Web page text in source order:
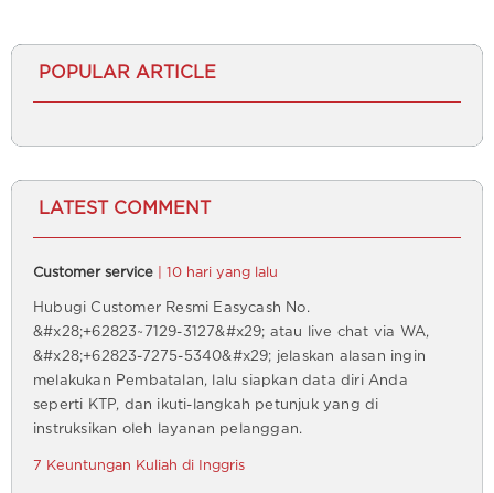
POPULAR ARTICLE
LATEST COMMENT
Customer service | 10 hari yang lalu
Hubugi Customer Resmi Easycash No.
&#x28;+62823~7129-3127&#x29; atau live chat via WA,
&#x28;+62823-7275-5340&#x29; jelaskan alasan ingin
melakukan Pembatalan, lalu siapkan data diri Anda
seperti KTP, dan ikuti-langkah petunjuk yang di
instruksikan oleh layanan pelanggan.
7 Keuntungan Kuliah di Inggris